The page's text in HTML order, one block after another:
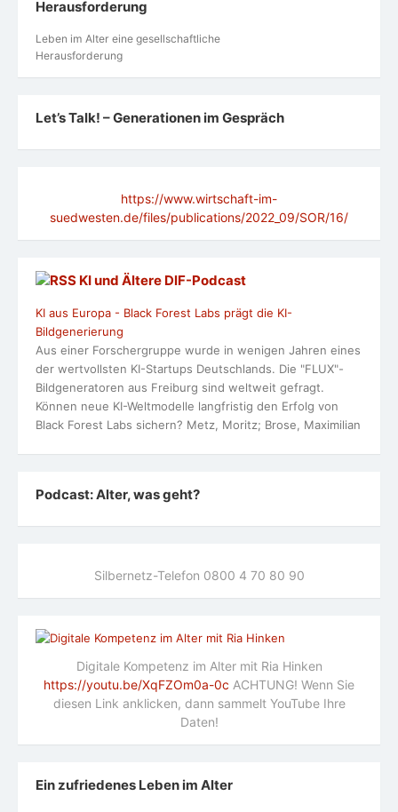
Herausforderung
Leben im Alter eine gesellschaftliche
Herausforderung
Let’s Talk! – Generationen im Gespräch
https://www.wirtschaft-im-
suedwesten.de/files/publications/2022_09/SOR/16/
KI und Ältere DlF-Podcast
KI aus Europa - Black Forest Labs prägt die KI-
Bildgenerierung
Aus einer Forschergruppe wurde in wenigen Jahren eines
der wertvollsten KI-Startups Deutschlands. Die "FLUX"-
Bildgeneratoren aus Freiburg sind weltweit gefragt.
Können neue KI-Weltmodelle langfristig den Erfolg von
Black Forest Labs sichern? Metz, Moritz; Brose, Maximilian
Podcast: Alter, was geht?
Silbernetz-Telefon 0800 4 70 80 90
Digitale Kompetenz im Alter mit Ria Hinken
https://youtu.be/XqFZOm0a-0c ACHTUNG! Wenn Sie
diesen Link anklicken, dann sammelt YouTube Ihre
Daten!
Ein zufriedenes Leben im Alter